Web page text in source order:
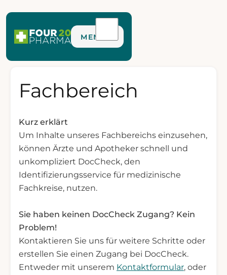
MENÜ
Fachbereich
Kurz erklärt
Um Inhalte unseres Fachbereichs einzusehen,
können Ärzte und Apotheker schnell und
unkompliziert DocCheck, den
Identifizierungsservice für medizinische
Fachkreise, nutzen.
Sie haben keinen DocCheck Zugang? Kein
Problem!
Kontaktieren Sie uns für weitere Schritte oder
erstellen Sie einen Zugang bei DocCheck.
Entweder mit unserem Kontaktformular, oder